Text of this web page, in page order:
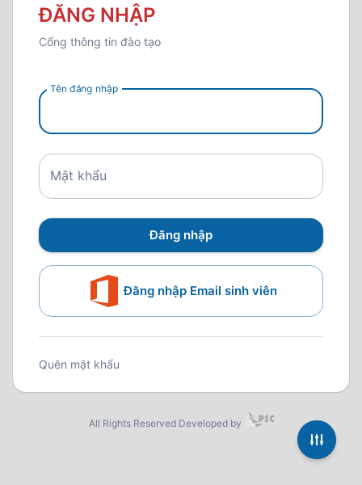
ĐĂNG NHẬP
Cổng thông tin đào tạo
Tên đăng nhập
Mật khẩu
Đăng nhập
Đăng nhập Email sinh viên
Quên mật khẩu
All Rights Reserved Developed by